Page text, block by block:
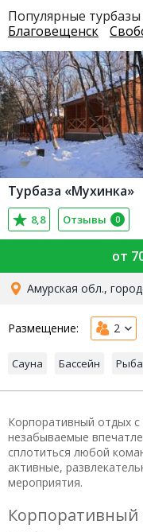
Популярные
Благовещенск
Турбаза «Мухинка»
8,8 Отзывы 0
от
Амурская обл.,
Размещение: 2
Сауна Бассейн
Корпоративный отдых
незабываемые
сплотиться любой
активные,
мероприятия.
Корпоративный